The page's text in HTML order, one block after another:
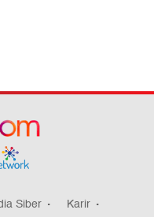
Siber
Karir